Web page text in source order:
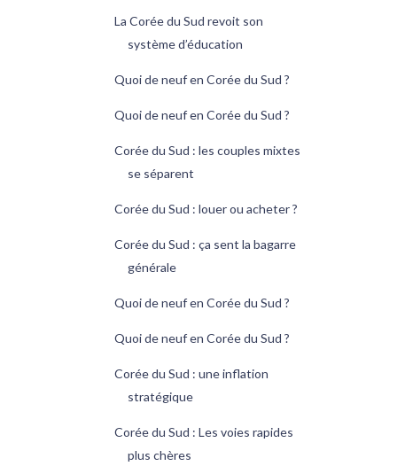
La Corée du Sud revoit son
système d’éducation
Quoi de neuf en Corée du Sud ?
Quoi de neuf en Corée du Sud ?
Corée du Sud : les couples mixtes
se séparent
Corée du Sud : louer ou acheter ?
Corée du Sud : ça sent la bagarre
générale
Quoi de neuf en Corée du Sud ?
Quoi de neuf en Corée du Sud ?
Corée du Sud : une inflation
stratégique
Corée du Sud : Les voies rapides
plus chères